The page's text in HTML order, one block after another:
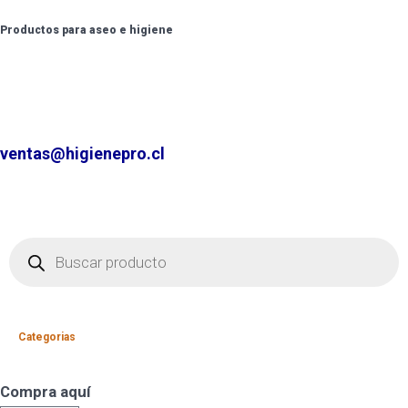
Productos para aseo e higiene
ventas@higienepro.cl
Categorias
Compra aquí